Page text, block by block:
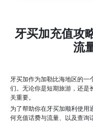
牙买加充值攻
流
牙买加作为加勒比海地区的一
们。无论你是短期旅游，还是
关重要。
为了帮助你在牙买加顺利使用
何充值话费与流量、以及查询